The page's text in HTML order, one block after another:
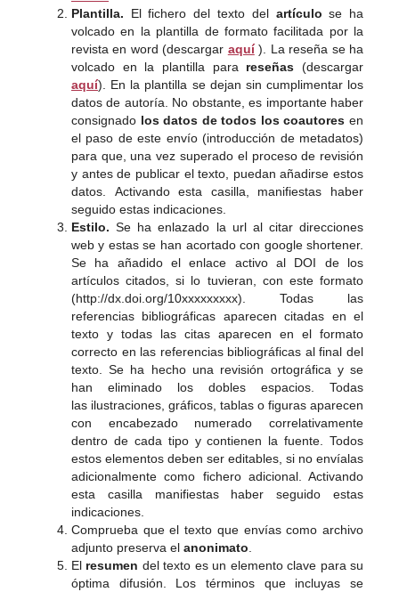
Plantilla. El fichero del texto del artículose ha
volcado en la plantilla de formato facilitada por la
revista en word (descargar aquí). La reseña se ha
volcado en la plantilla para reseñas(descargar
aquí). En la plantilla se dejan sin cumplimentar los
datos de autoría. No obstante, es importante haber
consignado los datos de todos los coautores en
el paso de este envío (introducción de metadatos)
para que, una vez superado el proceso de revisión
y antes de publicar el texto, puedan añadirse estos
datos. Activando esta casilla, manifiestas haber
seguido estas indicaciones.
Estilo. Se ha enlazado la url al citar direcciones
web y estas se han acortado con google shortener.
Se ha añadido el enlace activo al DOI de los
artículos citados, si lo tuvieran, con este formato
(http://dx.doi.org/10xxxxxxxxx). Todas las
referencias bibliográficas aparecen citadas en el
texto y todas las citas aparecen en el formato
correcto en las referencias bibliográficas al final del
texto. Se ha hecho una revisión ortográfica y se
han eliminado los dobles espacios. Todas
las ilustraciones, gráficos, tablas o figuras aparecen
con encabezado numerado correlativamente
dentro de cada tipo y contienen la fuente. Todos
estos elementos deben ser editables, si no envíalas
adicionalmente como fichero adicional. Activando
esta casilla manifiestas haber seguido estas
indicaciones.
Comprueba que el texto que envías como archivo
adjunto preserva el anonimato
El resumen del texto es un elemento clave para su
óptima difusión. Los términos que incluyas se